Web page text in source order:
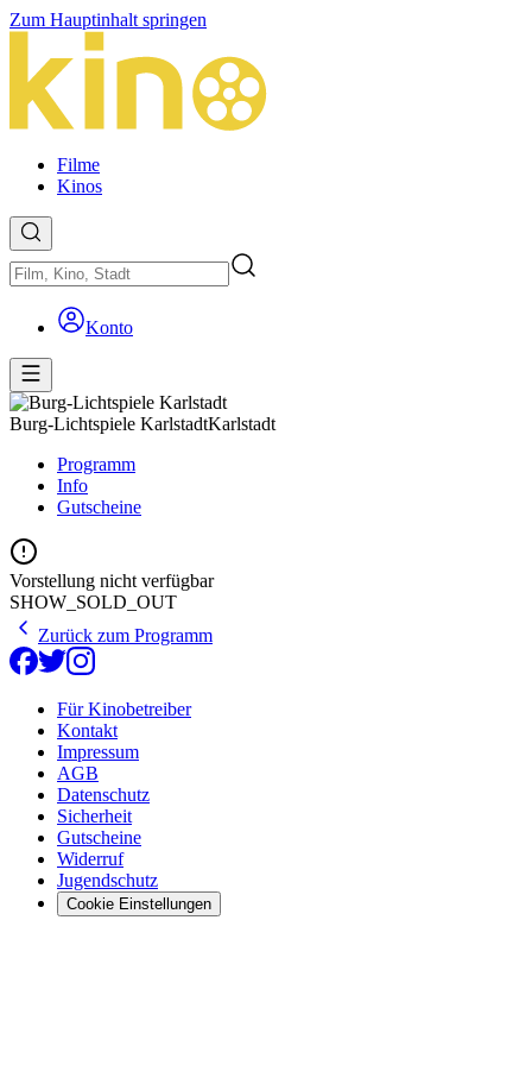
Zum Hauptinhalt springen
Filme
Kinos
Konto
Burg-Lichtspiele KarlstadtKarlstadt
Programm
Info
Gutscheine
Vorstellung nicht verfügbar
SHOW_SOLD_OUT
Zurück zum Programm
Für Kinobetreiber
Kontakt
Impressum
AGB
Datenschutz
Sicherheit
Gutscheine
Widerruf
Jugendschutz
Cookie Einstellungen